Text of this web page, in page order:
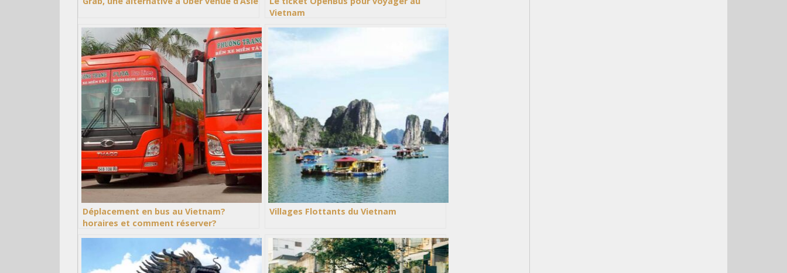
Vietnam
Déplacement en bus au Vietnam?
horaires et comment réserver?
Villages Flottants du Vietnam